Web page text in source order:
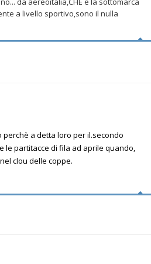
a livello sportivo,sono il nulla
a detta loro per il.secondo
le partitacce di fila ad aprile quando,
clou delle coppe.